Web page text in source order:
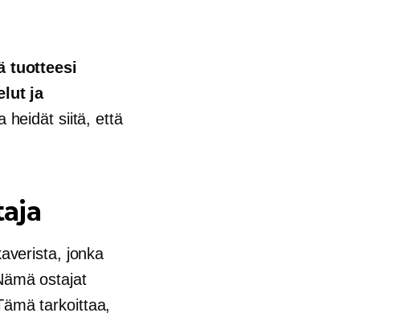
tuotteesi
ja
heidät siitä, että
jonka
ostajat
tarkoittaa,